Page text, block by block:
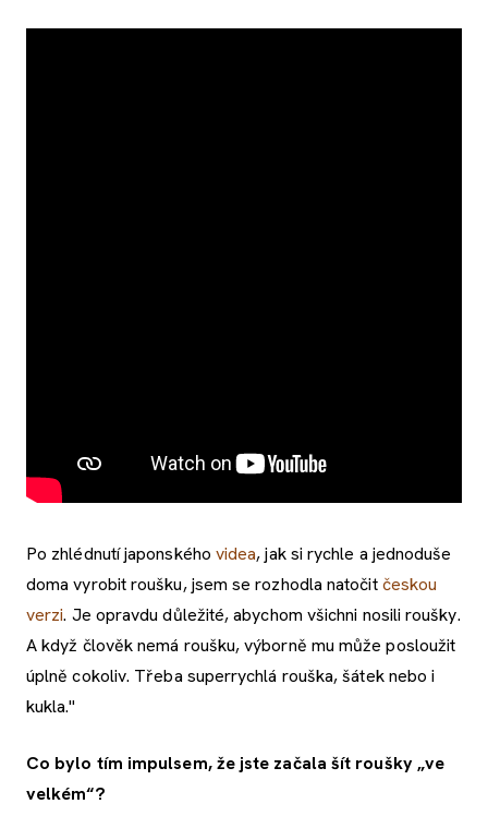
Po zhlédnutí japonského videa, jak si rychle a jednoduše
doma vyrobit roušku, jsem se rozhodla natočitčeskou
verzi. Je opravdu důležité, abychom všichni nosili roušky.
A když člověk nemá roušku, výborně mu může posloužit
úplně cokoliv. Třeba superrychlá rouška, šátek nebo i
kukla."
Co bylo tím impulsem, že jste začala šít roušky „ve
velkém“?